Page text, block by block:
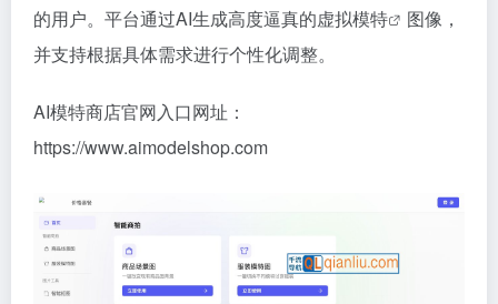
的用户。平台通过AI生成高度逼真的虚拟模特
图像，
并支持根据具体需求进行个性化调整。
AI模特商店官网入口网址：
https://www.aimodelshop.com